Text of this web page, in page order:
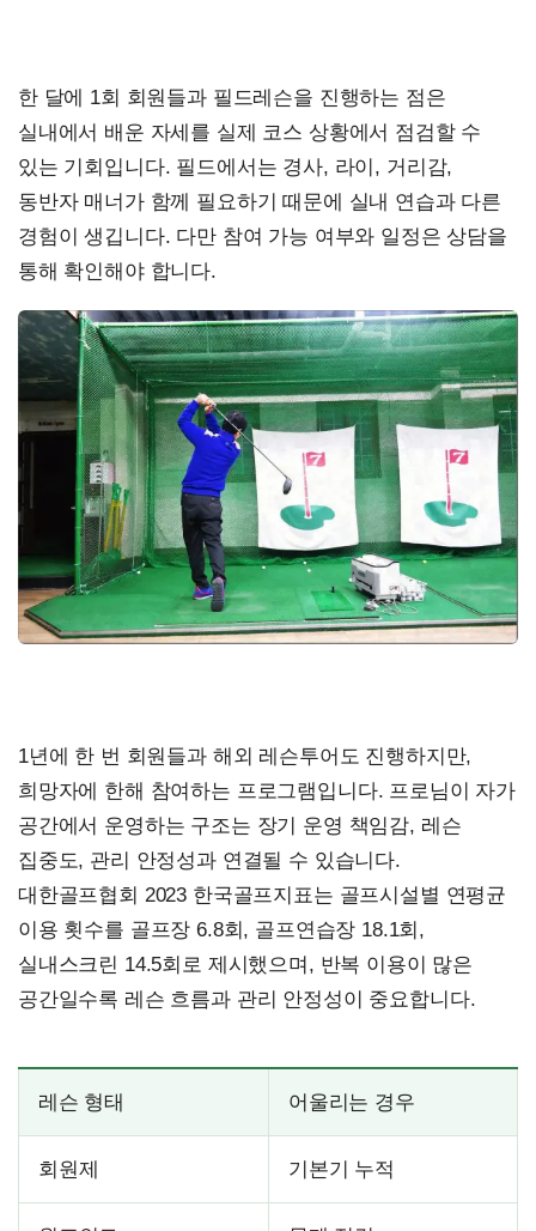
한 달에 1회 회원들과 필드레슨을 진행하는 점은
실내에서 배운 자세를 실제 코스 상황에서 점검할 수
있는 기회입니다. 필드에서는 경사, 라이, 거리감,
동반자 매너가 함께 필요하기 때문에 실내 연습과 다른
경험이 생깁니다. 다만 참여 가능 여부와 일정은 상담을
통해 확인해야 합니다.
1년에 한 번 회원들과 해외 레슨투어도 진행하지만,
희망자에 한해 참여하는 프로그램입니다. 프로님이 자가
공간에서 운영하는 구조는 장기 운영 책임감, 레슨
집중도, 관리 안정성과 연결될 수 있습니다.
대한골프협회 2023 한국골프지표는 골프시설별 연평균
이용 횟수를 골프장 6.8회, 골프연습장 18.1회,
실내스크린 14.5회로 제시했으며, 반복 이용이 많은
공간일수록 레슨 흐름과 관리 안정성이 중요합니다.
레슨 형태 어울리는 경우
회원제 기본기 누적